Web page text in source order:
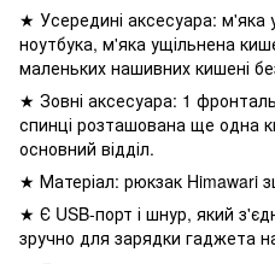
★ Усередині аксесуара: м'яка
ноутбука, м'яка ущільнена
маленьких нашивних кишені
★ Зовні аксесуара: 1
спинці розташована ще одна
основний відділ.
★ Матеріал: рюкзак Himawari
★ Є USB-порт і шнур, який
зручно для зарядки гаджета